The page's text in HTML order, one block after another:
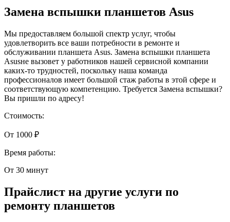
Замена вспышки планшетов Asus
Мы предоставляем большой спектр услуг, чтобы
удовлетворить все ваши потребности в ремонте и
обслуживании планшета Asus. Замена вспышки планшета
Asusне вызовет у работников нашей сервисной компании
каких-то трудностей, поскольку наша команда
профессионалов имеет большой стаж работы в этой сфере и
соответствующую компетенцию. Требуется Замена вспышки?
Вы пришли по адресу!
Стоимость:
От 1000 ₽
Время работы:
От 30 минут
Прайслист на другие услуги по
ремонту планшетов